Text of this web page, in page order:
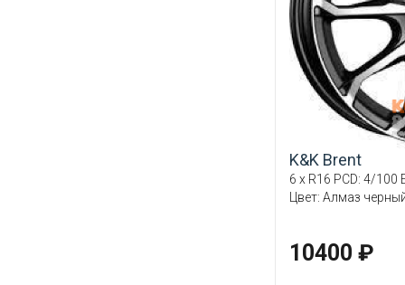
K&K Brent
6 x R16 PCD: 4/100
Цвет: Алмаз
10400 ₽